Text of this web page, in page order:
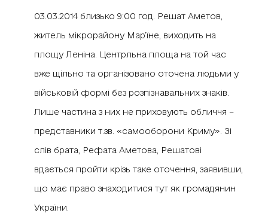
03.03.2014 близько 9:00 год. Решат Аметов,
житель мікрорайону Мар’їне, виходить на
площу Леніна. Центрльна площа на той час
вже щільно та організовано оточена людьми у
військовій формі без розпізнавальних знаків.
Лише частина з них не приховують обличчя –
представники т.зв. «самооборони Криму». Зі
слів брата, Рефата Аметова, Решатові
вдається пройти крізь таке оточення, заявивши,
що має право знаходитися тут як громадянин
України.